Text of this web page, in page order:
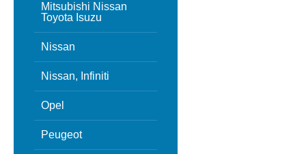
Mitsubishi Nissan
Toyota Isuzu
Nissan
Nissan, Infiniti
Opel
Peugeot